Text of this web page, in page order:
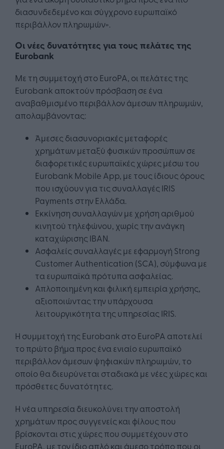
διασυνδεδεμένο και σύγχρονο ευρωπαϊκό
περιβάλλον πληρωμών».
Οι νέες δυνατότητες για τους πελάτες της
Eurobank
Με τη συμμετοχή στο EuroPA, οι πελάτες της
Eurobank αποκτούν πρόσβαση σε ένα
αναβαθμισμένο περιβάλλον άμεσων πληρωμών,
απολαμβάνοντας:
Άμεσες διασυνοριακές μεταφορές
χρημάτων μεταξύ φυσικών προσώπων σε
διαφορετικές ευρωπαϊκές χώρες μέσω του
Eurobank Mobile App, με τους ίδιους όρους
που ισχύουν για τις συναλλαγές IRIS
Payments στην Ελλάδα.
Εκκίνηση συναλλαγών με χρήση αριθμού
κινητού τηλεφώνου, χωρίς την ανάγκη
καταχώρισης IBAN.
Ασφαλείς συναλλαγές με εφαρμογή Strong
Customer Authentication (SCA), σύμφωνα με
τα ευρωπαϊκά πρότυπα ασφαλείας.
Απλοποιημένη και φιλική εμπειρία χρήσης,
αξιοποιώντας την υπάρχουσα
λειτουργικότητα της υπηρεσίας IRIS.
Η συμμετοχή της Eurobank στο EuroPA αποτελεί
το πρώτο βήμα προς ένα ενιαίο ευρωπαϊκό
περιβάλλον άμεσων ψηφιακών πληρωμών, το
οποίο θα διευρύνεται σταδιακά με νέες χώρες και
πρόσθετες δυνατότητες.
Η νέα υπηρεσία διευκολύνει την αποστολή
χρημάτων προς συγγενείς και φίλους που
βρίσκονται στις χώρες που συμμετέχουν στο
EuroPA, με τον ίδιο απλό και άμεσο τρόπο που οι